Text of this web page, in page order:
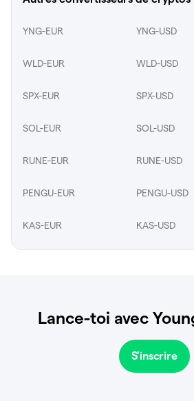
YNG-EUR YNG-USD
WLD-EUR WLD-USD
SPX-EUR SPX-USD
SOL-EUR SOL-USD
RUNE-EUR RUNE-USD
PENGU-EUR PENGU-USD
KAS-EUR KAS-USD
Lance-toi avec
S'inscrire